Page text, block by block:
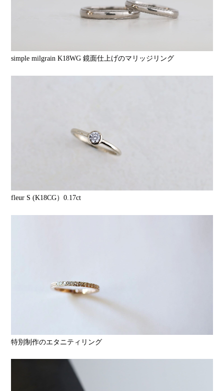
simple milgrain K18WG 鏡面仕上げのマリッジリング
fleur S (K18CG）0.17ct
特別制作のエタニティリング